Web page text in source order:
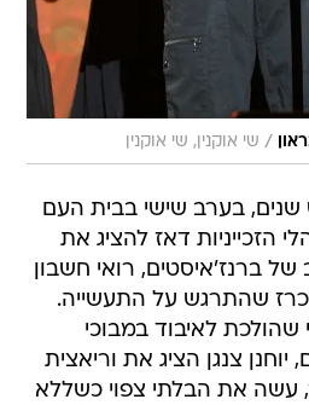
/ שי אוקנין, שי אוקנין
שנים, בערב שישי בבית העם
הזכייניות דאז להציג את
ברנז'איסטים, רואי חשבון
שהתרגש על התעשייה.
שהולכת לאיבוד במבוכי
צנגן הציג את וריאצית
עשה את הבלתי צפוי כשללא